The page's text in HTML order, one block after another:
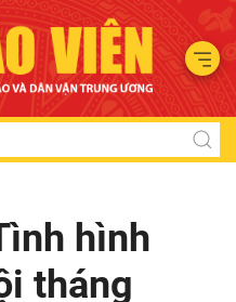
hình
tháng